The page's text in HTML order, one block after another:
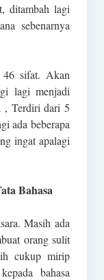
ditambah lagi
sebenarnya
46 sifat. Akan
lagi menjadi
, Terdiri dari 5
ada beberapa
ingat apalagi
Bahasa
Masih ada
orang sulit
cukup mirip
bahasa